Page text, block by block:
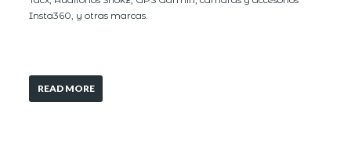
Insta360, y otras marcas.
READ MORE